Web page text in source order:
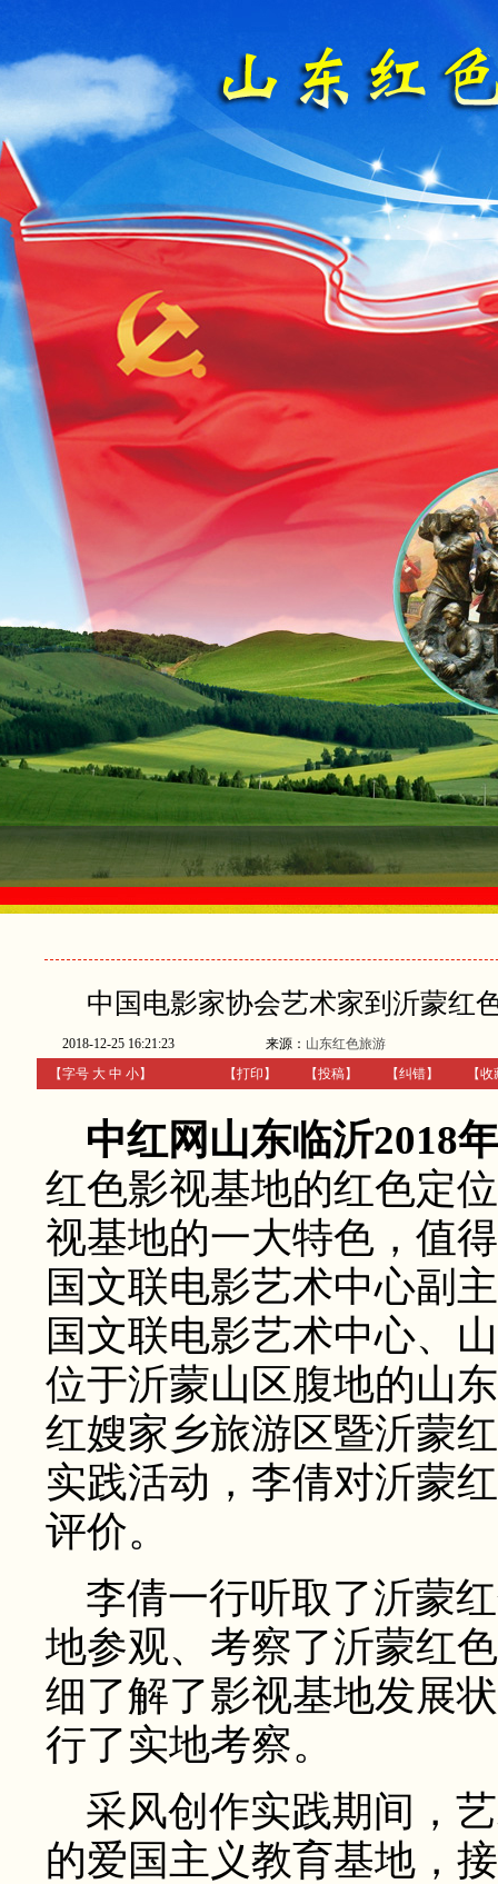
中国电影家协会艺术家到沂蒙红
2018-12-25 16:21:23 来源： 山东红色旅游
【字号 大 中 小】 【打印 】 【投稿】 【纠错】 【
中红网山东临沂2018
红色影视基地的红色定
视基地的一大特色，值
国文联电影艺术中心副
国文联电影艺术中心、
位于沂蒙山区腹地的山
红嫂家乡旅游区暨沂蒙
实践活动，李倩对沂蒙
评价。
李倩一行听取了沂蒙
地参观、考察了沂蒙红
细了解了影视基地发展
行了实地考察。
采风创作实践期间，
的爱国主义教育基地，